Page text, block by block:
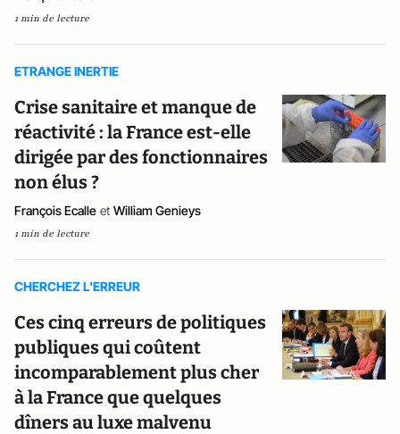
1 min de lecture
ETRANGE INERTIE
Crise sanitaire et manque de
réactivité : la France est-elle
dirigée par des fonctionnaires
non élus ?
François Ecalle et William Genieys
1 min de lecture
CHERCHEZ L'ERREUR
Ces cinq erreurs de politiques
publiques qui coûtent
incomparablement plus cher
à la France que quelques
dîners au luxe malvenu